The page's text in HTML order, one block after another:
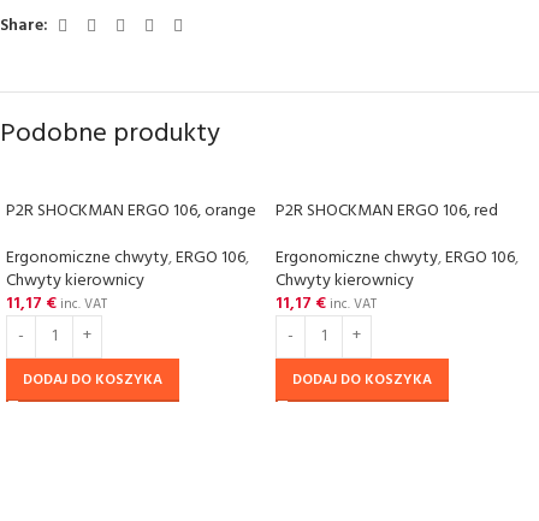
Share:
Podobne produkty
P2R SHOCKMAN ERGO 106, orange
Ergonomiczne chwyty,ERGO 106,
Chwyty kierownicy
11,17 € inc. VAT
DODAJ DO KOSZYKA
P2R SHOCKMAN ERGO 106, red
Ergonomiczne chwyty,ERGO 106,
Chwyty kierownicy
11,17 € inc. VAT
DODAJ DO KOSZYKA